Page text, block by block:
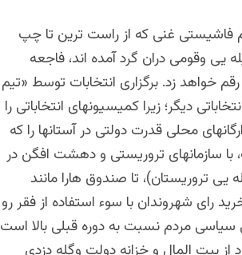
فاشیستی غنی که از راست ترین تا چپ
یی وقومی دران گرد آمده اند، فاجعه
خواهد زد. برگزاری انتخابات توسط «تیم
دیگر؛ زیرا کمیسیونهای انتخاباتی را
محلی قدرت دولتی در آستانها را که
با سازمانهای تروریستی و دهشت افگن در
تروریستان)، تا صندوق هارا مانند
رای شهروندان با سوء استفاده از فقر رو
مردم نسبت به دوره قبلی بالا است